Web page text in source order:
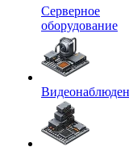
Серверное
оборудование